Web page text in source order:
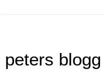
peters blogg